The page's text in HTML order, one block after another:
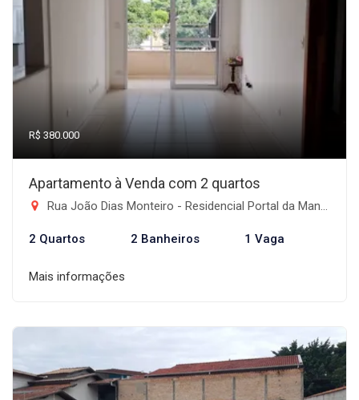
R$ 380.000
Apartamento à Venda com 2 quartos
Rua João Dias Monteiro - Residencial Portal da Mantiqueira, Taubaté-SP
2 Quartos 2 Banheiros 1 Vaga
Mais informações